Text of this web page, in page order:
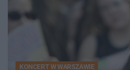
KONCERT W WARSZAWIE